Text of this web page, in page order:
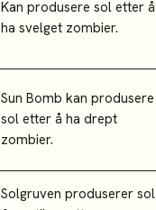
Kan produsere sol etter å
ha svelget zombier.
Sun Bomb kan produsere
sol etter å ha drept
zombier.
Solgruven produserer sol